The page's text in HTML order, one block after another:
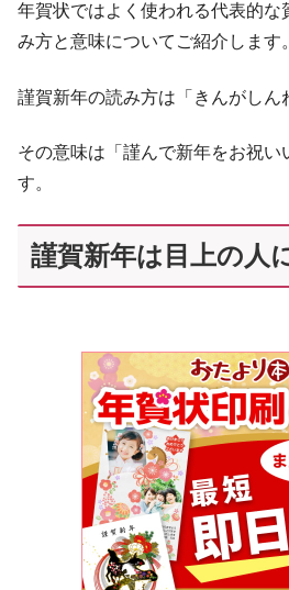
年賀状ではよく使われる代表的な
み方と意味についてご紹介します。
謹賀新年の読み方は「きんがしん
その意味は「謹んで新年をお祝い
す。
謹賀新年は目上の人